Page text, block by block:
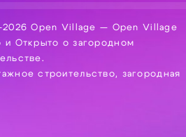
2026 Open Village — Open Village
и Открыто о загородном
строительство, загородная